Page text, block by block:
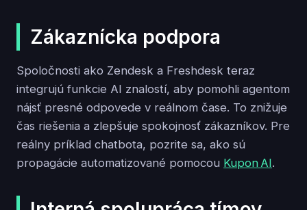
Zákaznícka podpora
Spoločnosti ako Zendesk a Freshdesk teraz
integrujú funkcie AI znalostí, aby pomohli agentom
nájsť presné odpovede v reálnom čase. To znižuje
čas riešenia a zlepšuje spokojnosť zákazníkov. Pre
reálny príklad chatbota, pozrite sa, ako sú
propagácie automatizované pomocou Kupon AI.